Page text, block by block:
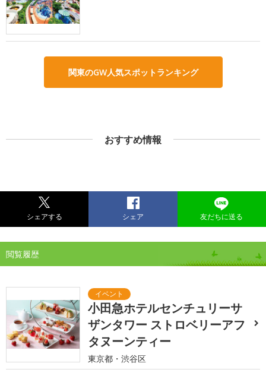
関東のGW人気スポットランキング
おすすめ情報
シェアする シェア 友だちに送る
閲覧履歴
小田急ホテルセンチュリーサ
ザンタワー ストロベリーアフ
タヌーンティー
東京都・渋谷区